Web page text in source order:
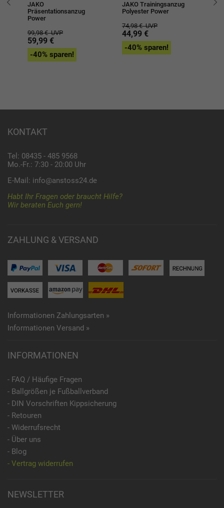
JAKO
Präsentationsanzug
Power
99,98 €UVP
59,99 €
-40% sparen!
JAKO Trainingsanzug
Polyester Power
74,98 €UVP
44,99 €
-40% sparen!
KONTAKT
Tel: 08435 - 485 9568
Mo.-Fr.: 7:30 - 20:00 Uhr
E-Mail: info@anstoss24.de
Habt Ihr Fragen oder braucht Hilfe?
Wir beraten Euch gern!
ZAHLUNG & VERSAND
Informationen Zahlungsarten »
Informationen Versand »
INFORMATIONEN
- FAQ / Häufige Fragen
- Ballgrößen je Fußballverband
- DIN Vorschriften Kippsicherung
- Retouren
- Widerrufsrecht
- Über uns
- Blog
- Vertrag widerrufen
NEWSLETTER